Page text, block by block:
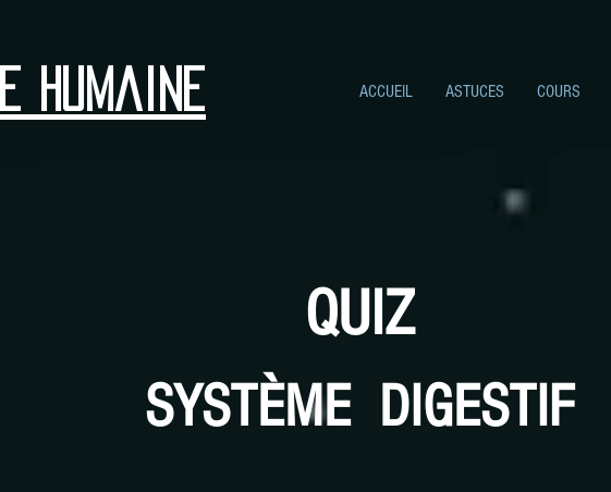
ACCUEIL ASTUCES COURS
humaine
QUIZ
SYSTÈME DIGESTIF